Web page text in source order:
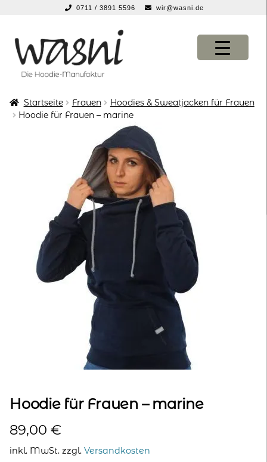
0711 / 3891 5596 wir@wasni.de
Navigation
springen
Inhalt
springen
KONFIGURATOR
KONFIGURATOR
suche
Startseite Frauen
Hoodies & Sweatjacken für Frauen
Hoodie für Frauen – marine
Hoodie für Frauen – marine
89,00 €
inkl. MwSt. zzgl. Versandkosten